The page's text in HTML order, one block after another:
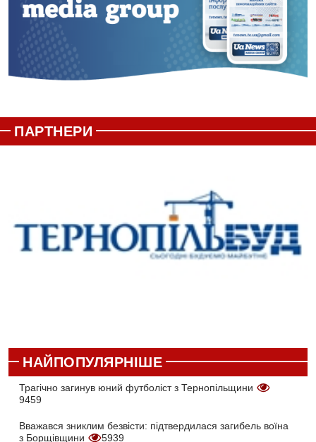
ПАРТНЕРИ
НАЙПОПУЛЯРНІШЕ
Трагічно загинув юний футболіст з Тернопільщини
9459
Вважався зниклим безвісти: підтвердилася загибель воїна
з Борщівщини
5939